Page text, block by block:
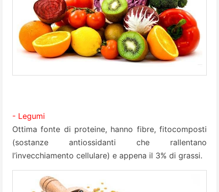
- Legumi
Ottima fonte di proteine, hanno fibre, fitocomposti
(sostanze antiossidanti che rallentano
l’invecchiamento cellulare) e appena il 3% di grassi.